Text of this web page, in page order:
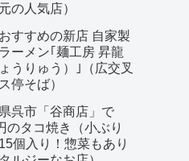
の人気店）
すすめの新店 自家製
ーメン｢麺工房 昇龍
ょうりゅう）｣（広交叉
停そば）
呉市「谷商店」で
のタコ焼き（小ぶり
個入り！惣菜もあり